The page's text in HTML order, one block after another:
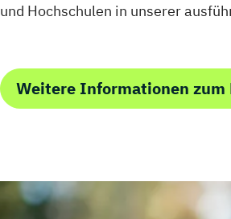
und Hochschulen in unserer
Weitere Informationen